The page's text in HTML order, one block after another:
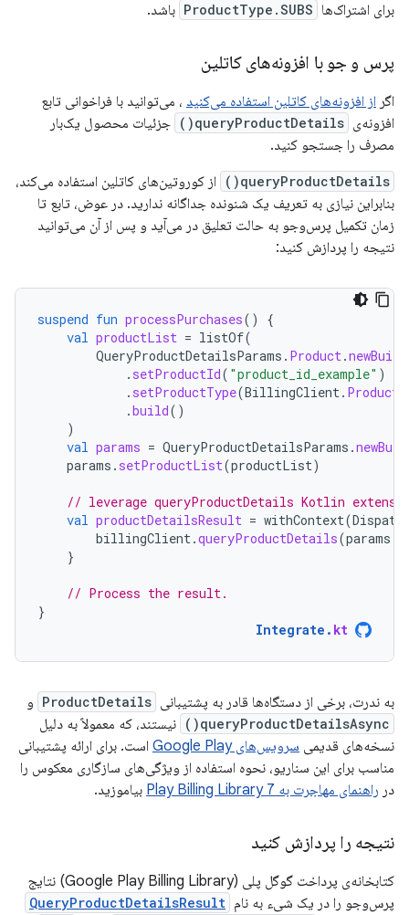
برای اشتراک‌ها ProductType.SUBS باشد.
پرس و جو با افزونه‌های کاتلین
اگر از افزونه‌های کاتلین استفاده می‌کنید ، می‌توانید با فراخوانی تابع
افزونه‌ی queryProductDetails()
جزئیات محصول یک‌بار
مصرف را جستجو کنید.
queryProductDetails()
از کوروتین‌های کاتلین استفاده می‌کند،
بنابراین نیازی به تعریف یک شنونده جداگانه ندارید. در عوض، تابع تا
زمان تکمیل پرس‌وجو به حالت تعلیق در می‌آید و پس از آن می‌توانید
نتیجه را پردازش کنید:
suspend fun processPurchases()
{
val productList = listOf(
QueryProductDetailsParams . Product.
. setProductId( "product_id_example" )
. setProductType(BillingClient.
.build()
)
val params = QueryProductDetailsParams .
params . setProductList(productList)
// leverage queryProductDetails Kotlin
val productDetailsResult = withContext(
billingClient.queryProductDetails(params
}
// Process the result.
}
Integrate . kt
به ندرت، برخی از دستگاه‌ها قادر به پشتیبانی ProductDetails و
queryProductDetailsAsync()
نیستند، که معمولاً به دلیل
نسخه‌های قدیمی سرویس‌های Google Play
است. برای ارائه پشتیبانی
مناسب برای این سناریو، نحوه استفاده از ویژگی‌های سازگاری معکوس را
در راهنمای مهاجرت به Play Billing Library 7 بیاموزید.
نتیجه را پردازش کنید
کتابخانه‌ی پرداخت گوگل پلی (Google Play Billing Library) نتایج
پرس‌وجو را در یک شیء به نام QueryProductDetailsResult